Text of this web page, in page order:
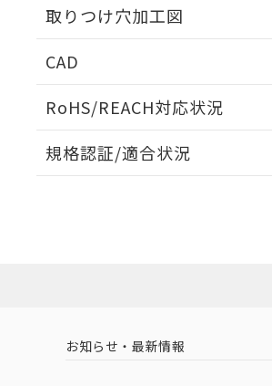
取りつけ穴加工図
CAD
RoHS/REACH対応状況
EU RoHS 注意事項・凡例
中国 RoHS 注意事項・凡例
規格認証/適合状況
（イギリス
（ノルウェー
お知らせ・最新情報